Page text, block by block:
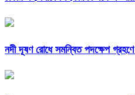
নদী দূষণ রোধে সমন্বিত পদক্ষেপ